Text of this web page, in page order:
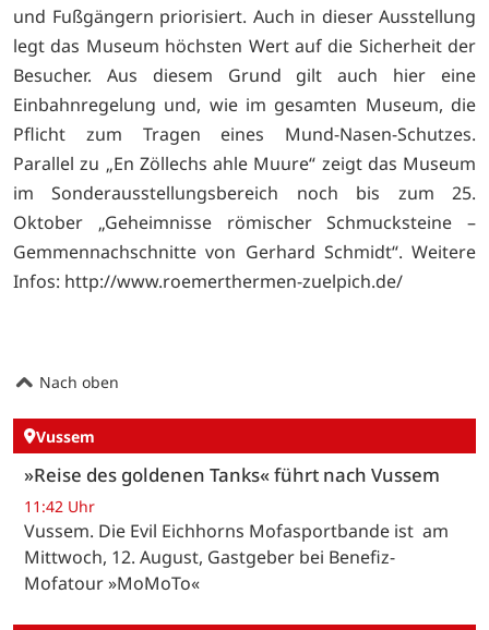
und Fußgängern priorisiert. Auch in dieser Ausstellung
legt das Museum höchsten Wert auf die Sicherheit der
Besucher. Aus diesem Grund gilt auch hier eine
Einbahnregelung und, wie im gesamten Museum, die
Pflicht zum Tragen eines Mund-Nasen-Schutzes.
Parallel zu „En Zöllechs ahle Muure“ zeigt das Museum
im Sonderausstellungsbereich noch bis zum 25.
Oktober „Geheimnisse römischer Schmucksteine –
Gemmennachschnitte von Gerhard Schmidt“. Weitere
Infos: http://www.roemerthermen-zuelpich.de/
Nach oben
Vussem
»Reise des goldenen Tanks« führt nach Vussem
11:42 Uhr
Vussem. Die Evil Eichhorns Mofasportbande ist am
Mittwoch, 12. August, Gastgeber bei Benefiz-
Mofatour »MoMoTo«